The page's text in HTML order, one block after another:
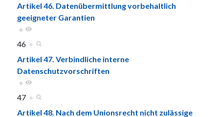
Artikel 46. Datenübermittlung vorbehaltlich
geeigneter Garantien
+
46 +
Artikel 47. Verbindliche interne
Datenschutzvorschriften
+
47 +
Artikel 48. Nach dem Unionsrecht nicht zulässige